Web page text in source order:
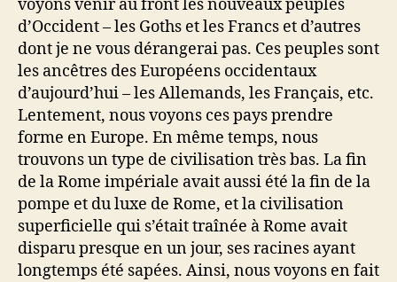
voyons venir au front les nouveaux peuples
d’Occident – les Goths et les Francs et d’autres
dont je ne vous dérangerai pas. Ces peuples sont
les ancêtres des Européens occidentaux
d’aujourd’hui – les Allemands, les Français, etc.
Lentement, nous voyons ces pays prendre
forme en Europe. En même temps, nous
trouvons un type de civilisation très bas. La fin
de la Rome impériale avait aussi été la fin de la
pompe et du luxe de Rome, et la civilisation
superficielle qui s’était traînée à Rome avait
disparu presque en un jour, ses racines ayant
longtemps été sapées. Ainsi, nous voyons en fait